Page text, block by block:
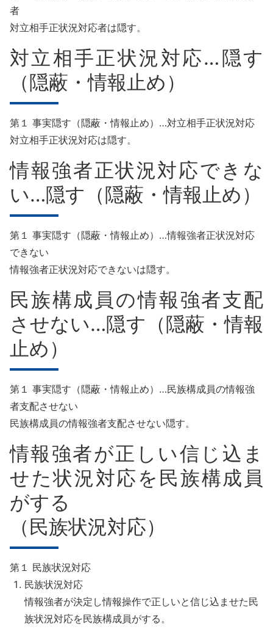
者
対立相手正状況対応者は隠す。
対立相手正状況対応…隠す
（隠蔽・情報止め）
第１ 事実隠す（隠蔽・情報止め）…対立相手正状況対応
対立相手正状況対応は隠す。
情報強者正状況対応できな
い…隠す（隠蔽・情報止め）
第１ 事実隠す（隠蔽・情報止め）…情報強者正状況対応
できない
情報強者正状況対応できないは隠す。
民族構成員の情報強者支配
させない…隠す（隠蔽・情報
止め）
第１ 事実隠す（隠蔽・情報止め）…民族構成員の情報強
者支配させない
民族構成員の情報強者支配させない隠す。
情報強者が正しい信じ込ま
せた状況対応を民族構成員
がする
（民族状況対応）
第１ 民族状況対応
民族状況対応
情報強者が決定し情報操作で正しいと信じ込ませた民
族状況対応を民族構成員がする。